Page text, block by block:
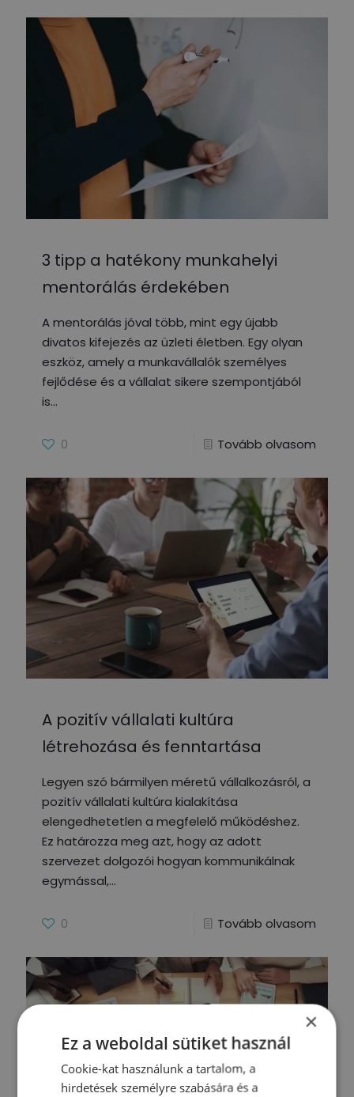
3 tipp a hatékony munkahelyi
mentorálás érdekében
A mentorálás jóval több, mint egy újabb
divatos kifejezés az üzleti életben. Egy olyan
eszköz, amely a munkavállalók személyes
fejlődése és a vállalat sikere szempontjából
is
0 Tovább olvasom
A pozitív vállalati kultúra
létrehozása és fenntartása
Legyen szó bármilyen méretű vállalkozásról, a
pozitív vállalati kultúra kialakítása
elengedhetetlen a megfelelő működéshez.
Ez határozza meg azt, hogy az adott
szervezet dolgozói hogyan kommunikálnak
egymással,
0 Tovább olvasom
×
Ez a weboldal sütiket használ
Cookie-kat használunk a tartalom, a
hirdetések személyre szabására és a